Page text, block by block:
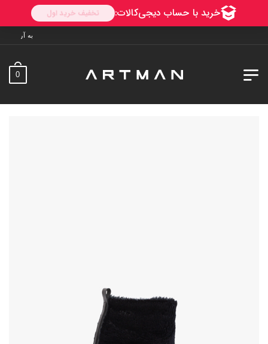
به آرتمن خوش آمدید. ارسال
0